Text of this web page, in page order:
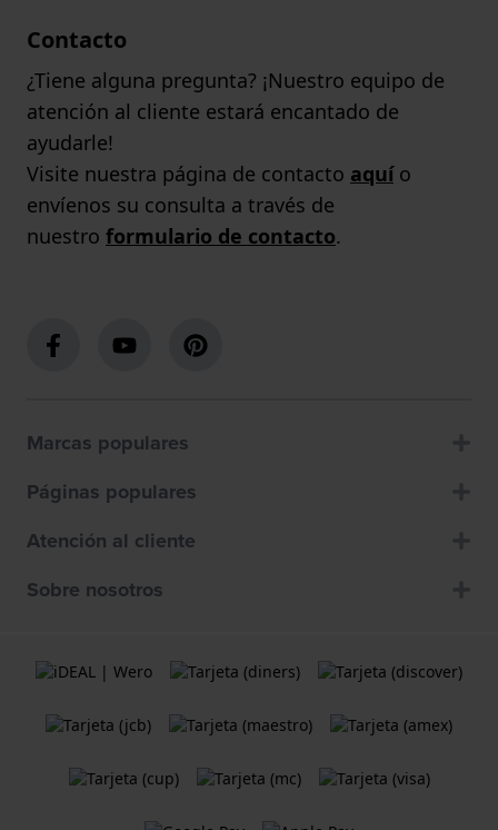
Contacto
¿Tiene alguna pregunta? ¡Nuestro equipo de
atención al cliente estará encantado de
ayudarle!
Visite nuestra página de contacto aquío
envíenos su consulta a través de
nuestro formulario de contacto.
Marcas populares
Páginas populares
Atención al cliente
Sobre nosotros